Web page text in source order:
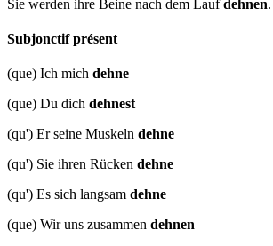
Sie werden ihre Beine nach dem Laufdehnen.
Subjonctif présent
(que) Ich mich dehne
(que) Du dich dehnest
(qu') Er seine Muskeln dehne
(qu') Sie ihren Rücken dehne
(qu') Es sich langsam dehne
(que) Wir uns zusammen dehnen